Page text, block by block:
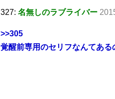
327: 名無しのラブライバー
>>305
覚醒前専用のセリフなんてある